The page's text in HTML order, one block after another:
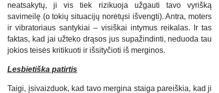
neatsakytų, ji vis tiek rizikuoja užgauti tavo vyrišką
savimeilę (o tokių situacijų norėtųsi išvengti). Antra, moters
ir vibratoriaus santykiai – visiškai intymus reikalas. Ir tas
faktas, kad jai užteko drąsos jus supažindinti, neduoda tau
jokios teisės kritikuoti ir išsityčioti iš merginos.
Lesbietiška patirtis
Taigi, įsivaizduok, kad tavo mergina staiga pareiškia, kad ji